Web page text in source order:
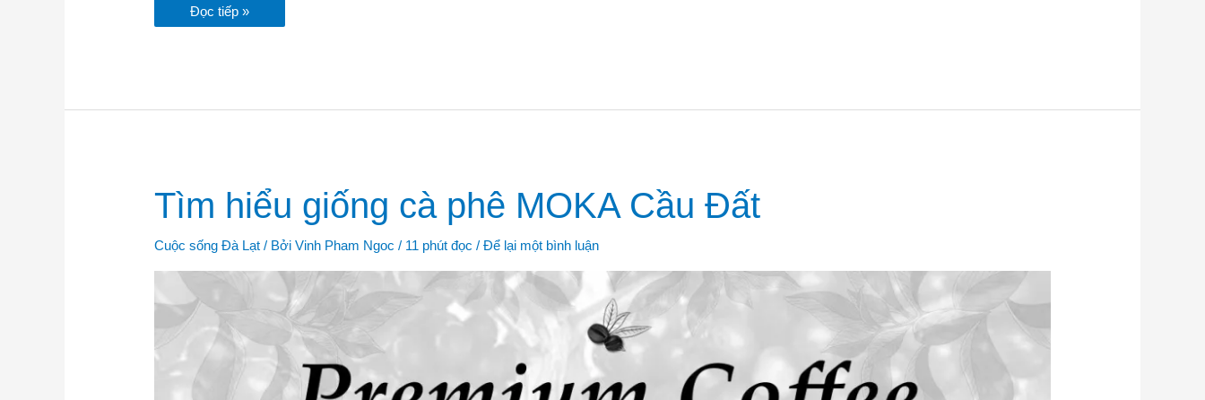
Đọc tiếp »
Tìm hiểu giống cà phê MOKA Cầu Đất
Cuộc sống Đà Lạt / BởiVinh Pham Ngoc/ 11 phút đọc /Để lại một bình luận
hiểu
giống
phê
MOKA
Cầu